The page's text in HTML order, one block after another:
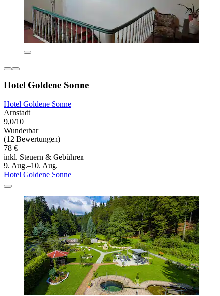
Hotel Goldene Sonne
Hotel Goldene Sonne
Arnstadt
9,0/10
Wunderbar
(12 Bewertungen)
78 €
inkl. Steuern & Gebühren
9. Aug.–10. Aug.
Hotel Goldene Sonne